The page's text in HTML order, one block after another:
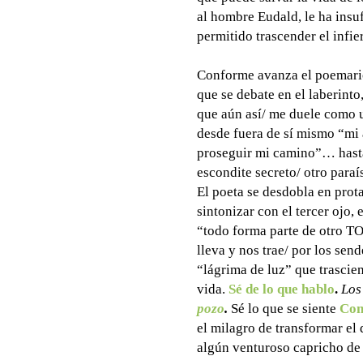
al hombre Eudald, le ha
permitido trascender el
Conforme avanza el
que se debate en el
que aún así/ me duele
desde fuera de sí mismo
proseguir mi camino”…
escondite secreto/ otro
El poeta se desdobla en
sintonizar con el tercer ojo,
“todo forma parte de otro
lleva y nos trae/ por los
“lágrima de luz” que
vida. Sé de lo que hablo.
pozo. Sé lo que se siente
el milagro de transformar el
algún venturoso capricho